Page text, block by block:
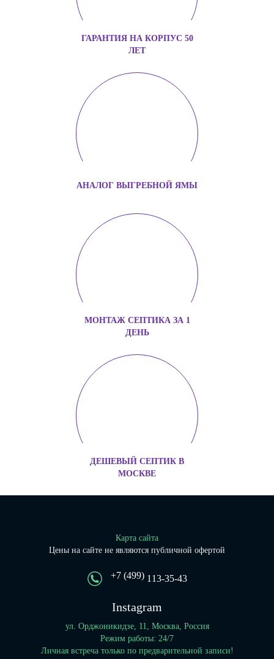
ГАРАНТИЯ НА КОРПУС 50
ЛЕТ
АНАЛОГ ВЫГРЕБНОЙ ЯМЫ
МОНТАЖ СЕПТИКА ЗА 1
ДЕНЬ
ДЕШЕВЫЙ СЕПТИК В
МОСКВЕ
Карта сайта
Цены на сайте не являются публичной офертой
+7 (499)113-35-43
Instagram
ул. Орджоникидзе, 11, Москва, Россия
Режим работы: 24/7
Личная встреча только по предварительной записи!